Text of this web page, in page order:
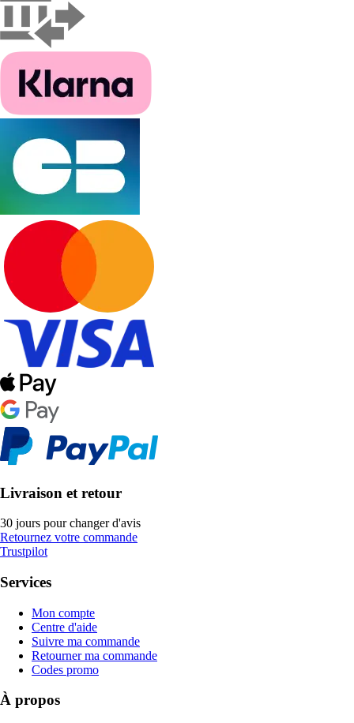
Livraison et retour
30 jours pour changer d'avis
Retournez votre commande
Trustpilot
Services
Mon compte
Centre d'aide
Suivre ma commande
Retourner ma commande
Codes promo
À propos